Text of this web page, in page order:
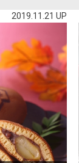
2019.11.21 UP